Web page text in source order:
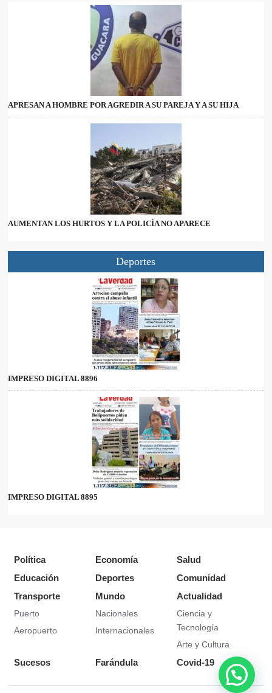
APRESAN A HOMBRE POR AGREDIR A SU PAREJA Y A SU HIJA
AUMENTAN LOS HURTOS Y LA POLICÍA NO APARECE
Deportes
IMPRESO DIGITAL 8896
IMPRESO DIGITAL 8895
Política Economía
Salud
Educación
Deportes
Comunidad
Transporte
Puerto
Aeropuerto
Mundo
Nacionales
Internacionales
Actualidad
Ciencia y
Tecnología
Arte y Cultura
Sucesos Farándula Covid-19